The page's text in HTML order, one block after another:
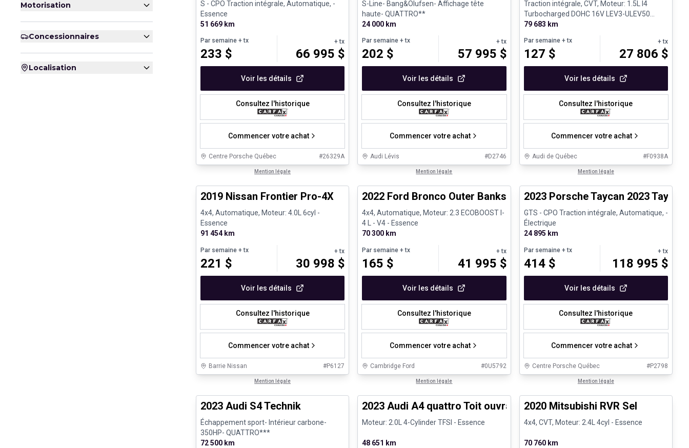
Motorisation
Concessionnaires
Localisation
S - CPO Traction intégrale, Automatique, -
Essence
51 669 km
Par semaine + tx
233 $
+ tx
66 995 $
Voir les détails
Consultez l'historique
Commencer votre achat
Centre Porsche Québec #26329A
Mention légale
S-Line- Bang&Olufsen- Affichage tête
haute- QUATTRO**
24 000 km
Par semaine + tx
202 $
+ tx
57 995 $
Voir les détails
Consultez l'historique
Commencer votre achat
Audi Lévis #D2746
Mention légale
Traction intégrale, CVT, Moteur: 1.5L I4
Turbocharged DOHC 16V LEV3-ULEV50
190hp - Essence
79 683 km
Par semaine+ tx
127 $
+ tx
27 806 $
Voir les détails
Consultez l'historique
Commencer votre achat
Audi de Québec #F0938A
Mention légale
Véhicules d'occasion certifiés
2019 Nissan Frontier Pro-4X
4x4, Automatique, Moteur: 4.0L 6cyl -
Essence
91 454 km
Par semaine + tx
221 $
+ tx
30 998 $
Voir les détails
Consultez l'historique
Commencer votre achat
Barrie Nissan #P6127
Mention légale
Très bonne offre
2022 Ford Bronco Outer Banks
4x4, Automatique, Moteur: 2.3 ECOBOOST I-
4 L - V4 - Essence
70 300 km
Par semaine + tx
165 $
+ tx
41 995 $
Voir les détails
Consultez l'historique
Commencer votre achat
Cambridge Ford #0U5792
Mention légale
Véhicules d'occasion certifiés
2023 Porsche Taycan 2023 Taycan
GTS - CPO Traction intégrale, Automatique, -
Électrique
24 895 km
Par semaine+ tx
414 $
+ tx
118 995 $
Voir les détails
Consultez l'historique
Commencer votre achat
Centre Porsche Québec #P2798
Mention légale
Véhicules d'occasion certifiés
2023 Audi S4 Technik
Échappement sport- Intérieur carbone-
350HP- QUATTRO***
72 500 km
Véhicules d'occasion certifiés
2023 Audi A4 quattro Toit ouvrant Carplay
Moteur: 2.0L 4-Cylinder TFSI - Essence
48 651 km
Véhicules d'occasion certifiés
2020 Mitsubishi RVR Sel
4x4, CVT, Moteur: 2.4L 4cyl - Essence
70 760 km